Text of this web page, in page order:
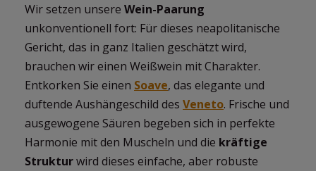
Wir setzen unsere Wein-Paarung
unkonventionell fort: Für dieses neapolitanische
Gericht, das in ganz Italien geschätzt wird,
brauchen wir einen Weißwein mit Charakter.
Entkorken Sie einen Soave, das elegante und
duftende Aushängeschild des Veneto. Frische und
ausgewogene Säuren begeben sich in perfekte
Harmonie mit den Muscheln und die kräftige
Strukturwird dieses einfache, aber robuste